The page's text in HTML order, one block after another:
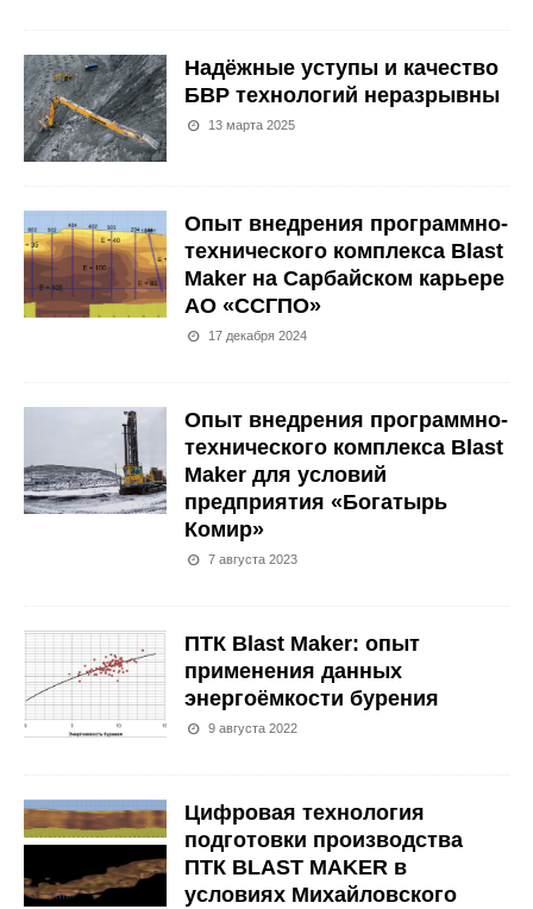
Надёжные уступы и качество
БВР технологий неразрывны
13 марта 2025
Опыт внедрения программно-
технического комплекса Blast
Maker на Сарбайском карьере
АО «ССГПО»
17 декабря 2024
Опыт внедрения программно-
технического комплекса Blast
Maker для условий
предприятия «Богатырь
Комир»
7 августа 2023
ПТК Blast Maker: опыт
применения данных
энергоёмкости бурения
9 августа 2022
Цифровая технология
подготовки производства
ПТК BLAST MAKER в
условиях Михайловского